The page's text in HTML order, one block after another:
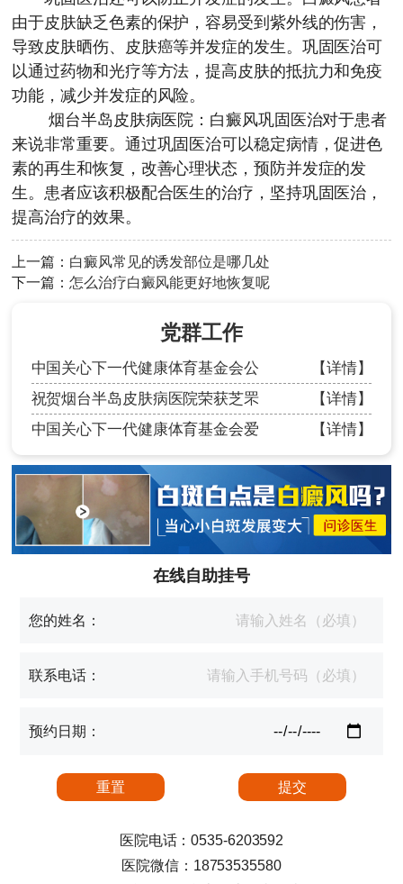
由于皮肤缺乏色素的保护，容易受到紫外线的伤害，
导致皮肤晒伤、皮肤癌等并发症的发生。巩固医治可
以通过药物和光疗等方法，提高皮肤的抵抗力和免疫
功能，减少并发症的风险。
烟台半岛皮肤病医院 ：白癜风巩固医治对于患者
来说非常重要。通过巩固医治可以稳定病情，促进色
素的再生和恢复，改善心理状态，预防并发症的发
生。患者应该积极配合医生的治疗，坚持巩固医治，
提高治疗的效果。
上一篇： 白癜风常见的诱发部位是哪几处
下一篇：怎么治疗白癜风能更好地恢复呢
党群工作
中国关心下一代健康体育基金会公
【详情】
祝贺烟台半岛皮肤病医院荣获芝罘
【详情】
中国关心下一代健康体育基金会爱
【详情】
在线自助挂号
您的姓名：
联系电话：
预约日期：
医院电话：0535-6203592
医院微信：18753535580